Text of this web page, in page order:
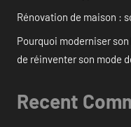
Rénovation de maison :
Pourquoi moderniser
de réinventer son mode
Recent